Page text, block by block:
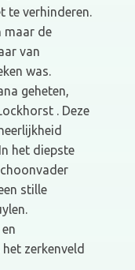
te verhinderen.
maar de
van
was.
geheten,
. Deze
het diepste
stille
zerkenveld